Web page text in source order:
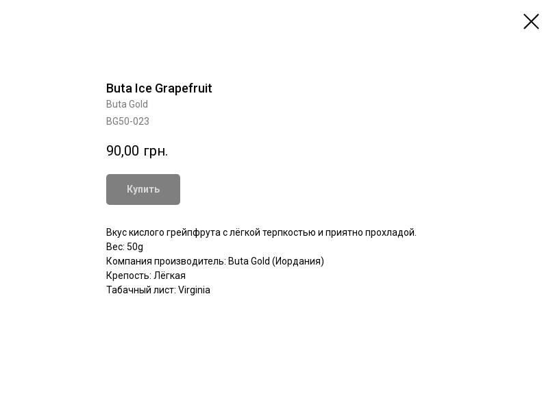
Buta Ice Grapefruit
Buta Gold
BG50-023
90,00 грн.
Купить
Вкус кислого грейпфрута с лёгкой терпкостью и приятно прохладой.
Вес: 50g
Компания производитель: Buta Gold (Иордания)
Крепость: Лёгкая
Табачный лист: Virginia